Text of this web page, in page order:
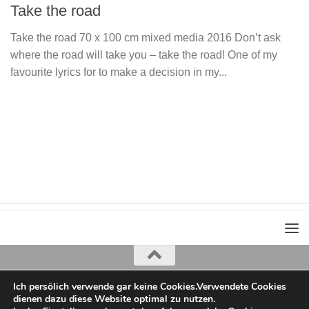
Take the road
Take the road 70 x 100 cm mixed media 2016 Don’t ask
where the road will take you – take the road! One of my
favourite lyrics for to make a decision in my...
Iris Greiner
copyright 2022
Ich persölich verwende gar keine Cookies.Verwendete Cookies
dienen dazu diese Website optimal zu nutzen.